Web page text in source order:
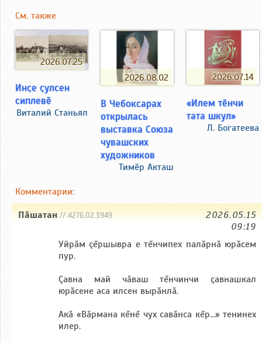
См. также
2026.07.25
Инҫе ҫулсен
сиплевӗ
Виталий Станьял
2026.08.02
В Чебоксарах
открылась
выставка Союза
чувашских
художников
Тимӗр Акташ
2026.07.14
«Илем тӗнчи
тата шкул»
Л. Богатеева
Комментарии:
Пăшатан// 4276.02.3949
2026.05.15
09:19
Уйрăм çĕршывра е тĕнчипех палăрнă юрăсем
пур.
Çавна май чăваш тĕнчинчи çавнашкал
юрăсене аса илсен вырăнлă.
Акă «Băрмана кĕнĕ чух савăнса кĕр...» тенинех
илер.